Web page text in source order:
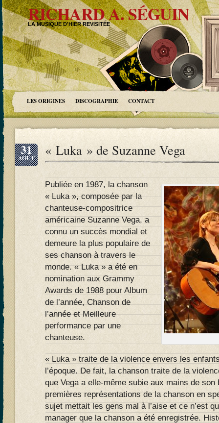
RICHARD A. SÉGUIN
LA MUSIQUE D'HIER REVISITÉE
LES ORIGINES DISCOGRAPHIE CONTACT
31
AOÛT « Luka » de Suzanne Vega
Publiée en 1987, la chanson
« Luka », composée par la
chanteuse-compositrice
américaine Suzanne Vega, a
connu un succès mondial et
demeure la plus populaire de
ses chanson à travers le
monde. « Luka » a été en
nomination aux Grammy
Awards de 1988 pour Album
de l’année, Chanson de
l’année et Meilleure
performance par une
chanteuse.
« Luka » traite de la violence envers les
l’époque. De fait, la chanson traite de la
que Vega a elle-même subie aux mains de son
premières représentations de la chanson en
sujet mettait les gens mal à l’aise et ce n’est
manager que la chanson a été enregistrée.